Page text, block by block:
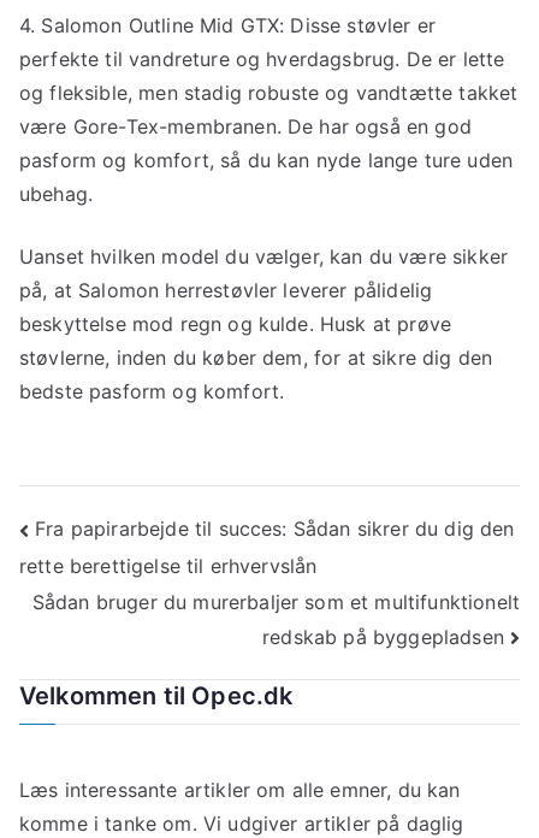
4. Salomon Outline Mid GTX: Disse støvler er
perfekte til vandreture og hverdagsbrug. De er lette
og fleksible, men stadig robuste og vandtætte takket
være Gore-Tex-membranen. De har også en god
pasform og komfort, så du kan nyde lange ture uden
ubehag.
Uanset hvilken model du vælger, kan du være sikker
på, at Salomon herrestøvler leverer pålidelig
beskyttelse mod regn og kulde. Husk at prøve
støvlerne, inden du køber dem, for at sikre dig den
bedste pasform og komfort.
Indlægsnavigation
Fra papirarbejde til succes: Sådan sikrer du dig den
rette berettigelse til erhvervslån
Sådan bruger du murerbaljer som et multifunktionelt
redskab på byggepladsen
Velkommen til Opec.dk
Læs interessante artikler om alle emner, du kan
komme i tanke om. Vi udgiver artikler på daglig